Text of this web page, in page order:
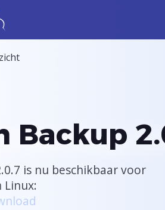
Backup
is nu beschikbaar voor
Linux: